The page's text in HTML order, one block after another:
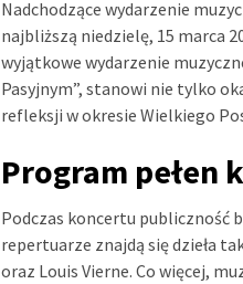
Nadchodzące wydarzenie
najbliższą niedzielę, 15 marca
wyjątkowe wydarzenie
Pasyjnym”, stanowi nie tylko
refleksji w okresie Wielkiego
Program
Podczas koncertu publiczność
repertuarze znajdą się dzieła
oraz Louis Vierne. Co więcej,